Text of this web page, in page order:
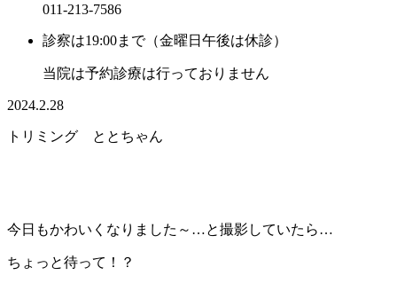
011-213-7586
診察は19:00まで（金曜日午後は休診）
当院は予約診療は行っておりません
2024.2.28
トリミング ととちゃん
今日もかわいくなりました～…と撮影していたら…
ちょっと待って！？